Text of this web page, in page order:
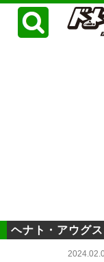
ヘナト・アウグ